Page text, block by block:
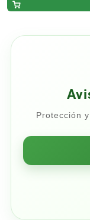
Protección